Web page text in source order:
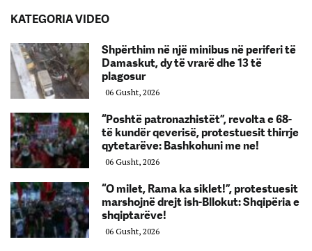
KATEGORIA VIDEO
Shpërthim në një minibus në periferi të
Damaskut, dy të vrarë dhe 13 të
plagosur
06 Gusht, 2026
“Poshtë patronazhistët”, revolta e 68-
të kundër qeverisë, protestuesit thirrje
qytetarëve: Bashkohuni me ne!
06 Gusht, 2026
“O milet, Rama ka siklet!”, protestuesit
marshojnë drejt ish-Bllokut: Shqipëria e
shqiptarëve!
06 Gusht, 2026